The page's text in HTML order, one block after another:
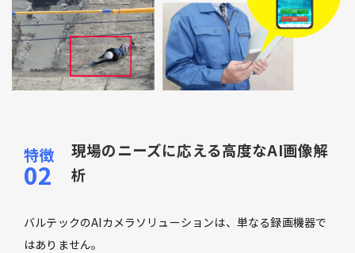
現場のニーズに応える高度なAI画像解
析
バルテックのAIカメラソリューションは、単なる録画機器で
はありません。